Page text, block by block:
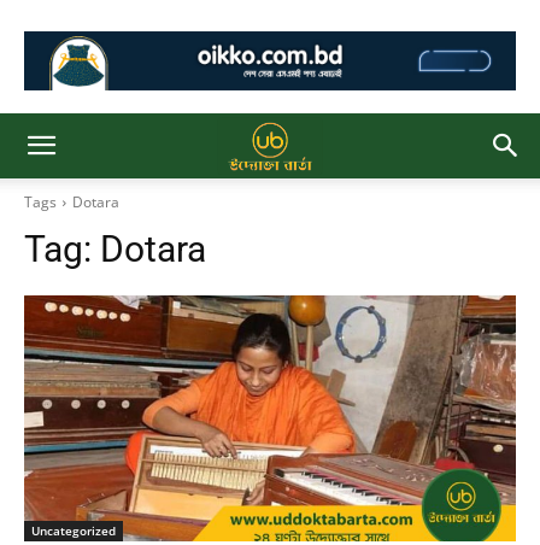
Tags Dotara
Tag: Dotara
Uncategorized